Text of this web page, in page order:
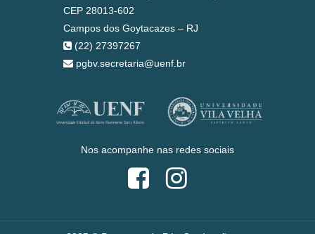
CEP 28013-602
Campos dos Goytacazes – RJ
(22) 27397267
pgbv.secretaria@uenf.br
Nos acompanhe nas redes sociais